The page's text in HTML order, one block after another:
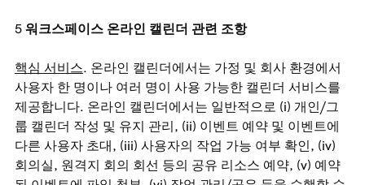
워크스페이스 온라인 캘린더 관련 조항
핵심 서비스 . 온라인 캘린더에서는 가정 및 회사 환경에서
사용자 한 명이나 여러 명이 사용 가능한 캘린더 서비스를
제공합니다. 온라인 캘린더에서는 일반적으로 (i) 개인/그
룹 캘린더 작성 및 유지 관리, (ii) 이벤트 예약 및 이벤트에
다른 사용자 초대, (iii) 사용자의 작업 가능 여부 확인, (iv)
회의실, 원격지 회의 회선 등의 공유 리소스 예약, (v) 예약